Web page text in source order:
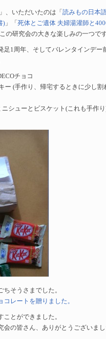
」、いただいたのは「 読みもの日本
) 」「 死体とご遺体 夫婦湯灌師と
の研究会の大きな楽しみの一つで
足1周年、そしてバレンタインデー
チョコ
ー (手作り、帰宅するときに少し
シューとビスケット(これも手作
そうさまでした。
コレートを贈りました。
とができました。
会の皆さん、ありがとうございま